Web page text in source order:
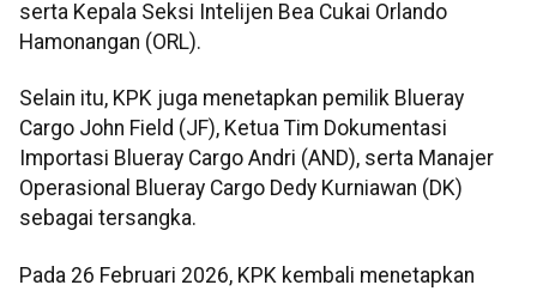
serta Kepala Seksi Intelijen Bea Cukai Orlando
Hamonangan (ORL).
Selain itu, KPK juga menetapkan pemilik Blueray
Cargo John Field (JF), Ketua Tim Dokumentasi
Importasi Blueray Cargo Andri (AND), serta Manajer
Operasional Blueray Cargo Dedy Kurniawan (DK)
sebagai tersangka.
Pada 26 Februari 2026, KPK kembali menetapkan